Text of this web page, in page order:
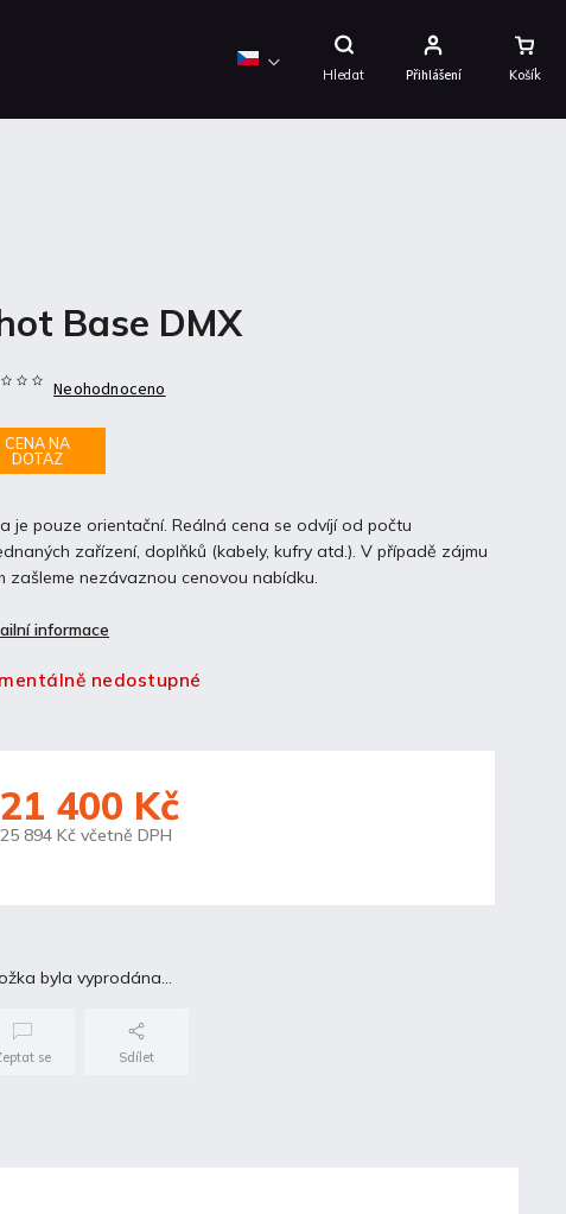
Hledat
Nákupní
Košík
Přihlášení
Base DMX
CENA NA
DOTAZ
Neohodnoceno
je pouze orientační. Reálná cena se odvíjí od počtu
zařízení, doplňků (kabely, kufry atd.). V případě zájmu
zašleme nezávaznou cenovou nabídku.
informace
nedostupné
21 400 Kč
25 894 Kč včetně DPH
byla vyprodána…
se Sdílet